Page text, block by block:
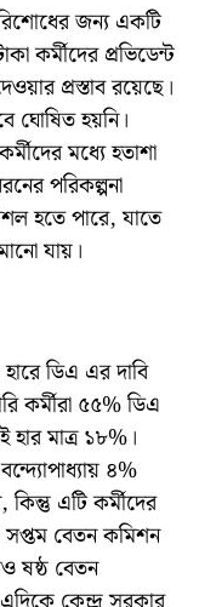
জন্য একটি
কর্মীদের প্রভিডেন্ট
প্রস্তাব রয়েছে।
ঘোষিত হয়নি।
মধ্যে হতাশা
পরিকল্পনা
হতে পারে, যাতে
যায়।
হারে ডিএ এর দাবি
কর্মীরা ৫৫% ডিএ
হার মাত্র ১৮%।
৪%
এটি কর্মীদের
সপ্তম বেতন কমিশন
ষষ্ঠ বেতন